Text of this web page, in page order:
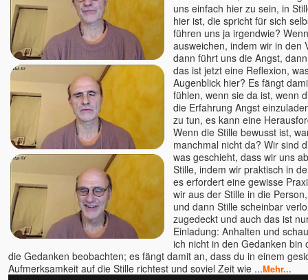
Ellie Roozdar
Ernst-Peter Flint
Evelin Rosenfeld
Florian Tathagata u. Julia
Schlosser
Francis Lucille
Friederike Hemsath
Gabriele Rudolph
Gaia
Ganga Mira
geistreich
Bewusstseinsschule
Gerd Valentinelli
Gerhard Leon Laub
Gerhard Schrabal
Gopal
uns einfach hier zu sein, in
hier ist, die spricht für sich
führen uns ja irgendwie?
ausweichen, indem wir in den
dann führt uns die Angst,
das ist jetzt eine Reflexion,
Augenblick hier? Es fängt
fühlen, wenn sie da ist, wenn
die Erfahrung Angst
zu tun, es kann eine
Wenn die Stille bewusst ist,
manchmal nicht da? Wir sind
was geschieht, dass wir uns
Stille, indem wir praktisch in
es erfordert eine gewisse
wir aus der Stille in die
und dann Stille scheinbar
zugedeckt und auch das ist
Einladung: Anhalten und
ich nicht in den Gedanken bin
die Gedanken beobachten; es fängt damit an, dass du in einem
Aufmerksamkeit auf die Stille richtest und soviel Zeit wie ...Mehr...